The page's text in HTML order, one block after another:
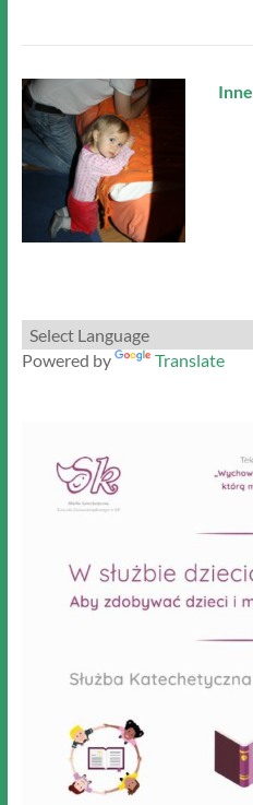
Inne
Powered by Translate